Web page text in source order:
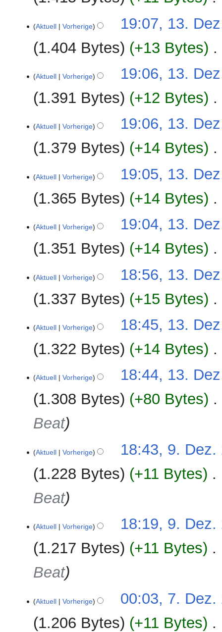
u
n
g
z
s
a
m
e
n
a
s
u
g
Aktuell Vorherige
19:07, 13.
1.404 Bytes
+13 Bytes
Aktuell Vorherige
19:06, 13.
1.391 Bytes
+12 Bytes
Aktuell Vorherige
19:06, 13.
1.379 Bytes
+14 Bytes
Aktuell Vorherige
19:05, 13.
1.365 Bytes
+14 Bytes
Aktuell Vorherige
19:04, 13.
1.351 Bytes
+14 Bytes
Aktuell Vorherige
18:56, 13.
1.337 Bytes
+15 Bytes
Aktuell Vorherige
18:45, 13.
1.322 Bytes
+14 Bytes
e
n
e
B
r
e
t
g
z
s
m
e
n
Aktuell Vorherige
18:44, 13.
1.308 Bytes
+80 Bytes
Beat
Dezember
2024
Aktuell Vorherige
18:43, 9. Dez.
1.228 Bytes
+11 Bytes
Beat
Aktuell Vorherige
18:19, 9. Dez.
1.217 Bytes
+11 Bytes
Beat
Dezember
Aktuell Vorherige
00:03, 7. Dez.
1.206 Bytes
+11 Bytes